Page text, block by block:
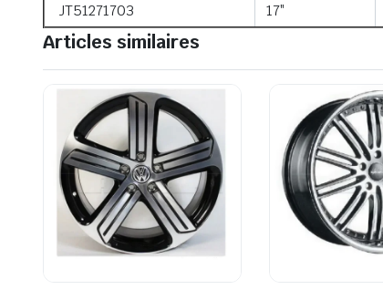
JT51271703
17″
Articles similaires